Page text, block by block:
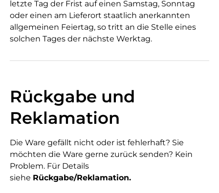
letzte Tag der Frist auf einen Samstag, Sonntag
oder einen am Lieferort staatlich anerkannten
allgemeinen Feiertag, so tritt an die Stelle eines
solchen Tages der nächste Werktag.
Rückgabe und
Reklamation
Die Ware gefällt nicht oder ist fehlerhaft? Sie
möchten die Ware gerne zurück senden? Kein
Problem. Für Details
siehe Rückgabe/Reklamation.